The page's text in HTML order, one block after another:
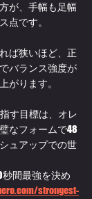
が、手幅も足幅
点です。
ば狭いほど、正
バランス強度が
がります。
す目標は、オレ
なフォームで48
ュアップでの世
​30秒間最強を決め
strongest-